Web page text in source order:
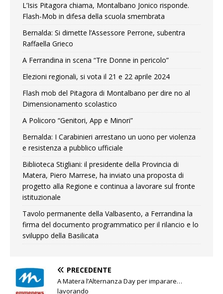
L’Isis Pitagora chiama, Montalbano Jonico risponde.
Flash-Mob in difesa della scuola smembrata
Bernalda: Si dimette l’Assessore Perrone, subentra
Raffaella Grieco
A Ferrandina in scena “Tre Donne in pericolo”
Elezioni regionali, si vota il 21 e 22 aprile 2024
Flash mob del Pitagora di Montalbano per dire no al
Dimensionamento scolastico
A Policoro “Genitori, App e Minori”
Bernalda: I Carabinieri arrestano un uono per violenza
e resistenza a pubblico ufficiale
Biblioteca Stigliani: il presidente della Provincia di
Matera, Piero Marrese, ha inviato una proposta di
progetto alla Regione e continua a lavorare sul fronte
istituzionale
Tavolo permanente della Valbasento, a Ferrandina la
firma del documento programmatico per il rilancio e lo
sviluppo della Basilicata
PRECEDENTE
A Matera l’Alternanza Day per imparare…
lavorando